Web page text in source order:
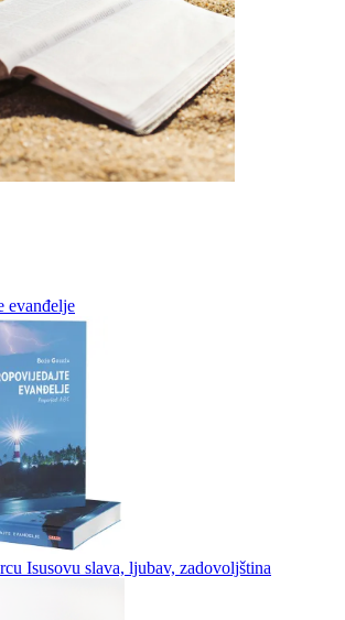
evanđelje
Isusovu slava, ljubav, zadovoljština